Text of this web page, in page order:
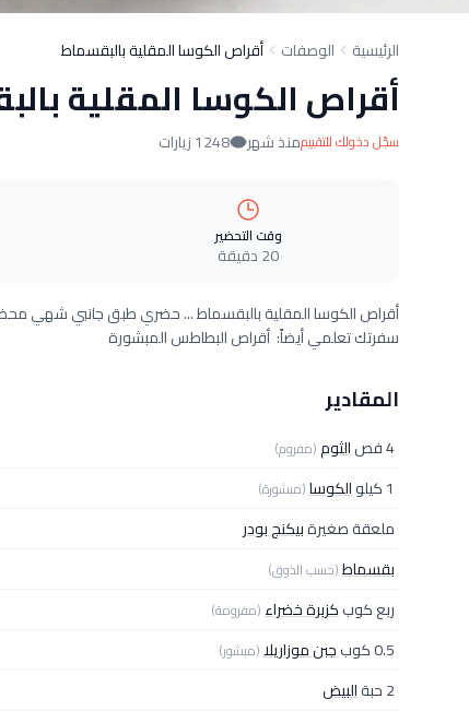
الرئيسية الوصفات أقراص الكوسا المقلية بالبقسماط
أقراص الكوسا المقلية
سجّل دخولك للتقييممنذ شهر 1248 زيارات
وقت التحضير
20 دقيقة
أقراص الكوسا المقلية بالبقسماط ... حضري طبق جانبي شهي
سفرتك تعلمي أيضاً: أقراص البطاطس المبشورة
المقادير
4 فص الثوم(مفروم)
1 كيلو الكوسا(مبشورة)
ملعقة صغيرةبيكنج بودر
بقسماط(حسب الذوق)
ربع كوبكزبرة خضراء(مفرومة)
0.5 كوب جبن موزاريلا(مبشور)
2 حبة
البيض